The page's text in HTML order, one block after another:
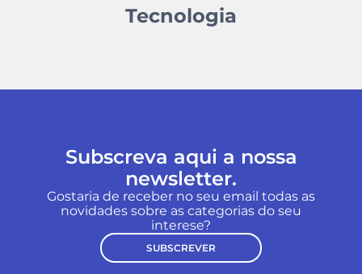
Tecnologia
Subscreva aqui a nossa
newsletter.
Gostaria de receber no seu email todas as
novidades sobre as categorias do seu
interese?
SUBSCREVER